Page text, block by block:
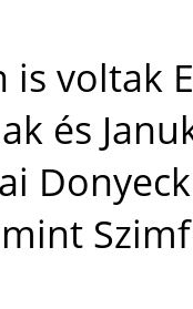
is voltak
és